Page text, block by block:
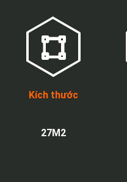
Kích thước
27M2